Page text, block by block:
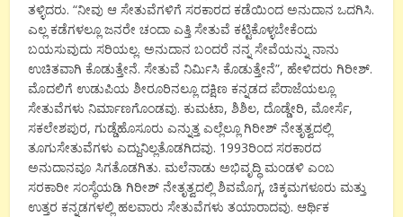
ತಳ್ಳಿದರು. “ನೀವು ಆ ಸೇತುವೆಗಳಿಗೆ ಸರಕಾರದ ಕಡೆಯಿಂದ ಅನುದಾನ ಒದಗಿಸಿ.
ಎಲ್ಲ ಕಡೆಗಳಲ್ಲೂ ಜನರೇ ಚಂದಾ ಎತ್ತಿ ಸೇತುವೆ ಕಟ್ಟಿಕೊಳ್ಳಬೇಕೆಂದು
ಬಯಸುವುದು ಸರಿಯಲ್ಲ. ಅನುದಾನ ಬಂದರೆ ನನ್ನ ಸೇವೆಯನ್ನು ನಾನು
ಉಚಿತವಾಗಿ ಕೊಡುತ್ತೇನೆ. ಸೇತುವೆ ನಿರ್ಮಿಸಿ ಕೊಡುತ್ತೇನೆ”, ಹೇಳಿದರು ಗಿರೀಶ್.
ಮೊದಲಿಗೆ ಉಡುಪಿಯ ಶೀರೂರಿನಲ್ಲೂ ದಕ್ಷಿಣ ಕನ್ನಡದ ಪೆರಾಜೆಯಲ್ಲೂ
ಸೇತುವೆಗಳು ನಿರ್ಮಾಣಗೊಂಡವು. ಕುಮಟಾ, ಶಿಶಿಲ, ದೊಡ್ಡೇರಿ, ಮೋರ್ಸೆ,
ಸಕಲೇಶಪುರ, ಗುಡ್ಡೆಹೊಸೂರು ಎನ್ನುತ್ತ ಎಲ್ಲೆಲ್ಲೂ ಗಿರೀಶ್ ನೇತೃತ್ವದಲ್ಲಿ
ತೂಗುಸೇತುವೆಗಳು ಎದ್ದುನಿಲ್ಲತೊಡಗಿದವು. 1993ರಿಂದ ಸರಕಾರದ
ಅನುದಾನವೂ ಸಿಗತೊಡಗಿತು. ಮಲೆನಾಡು ಅಭಿವೃದ್ಧಿ ಮಂಡಳಿ ಎಂಬ
ಸರಕಾರೀ ಸಂಸ್ಥೆಯಡಿ ಗಿರೀಶ್ ನೇತೃತ್ವದಲ್ಲಿ ಶಿವಮೊಗ್ಗ, ಚಿಕ್ಕಮಗಳೂರು ಮತ್ತು
ಉತ್ತರ ಕನ್ನಡಗಳಲ್ಲಿ ಹಲವಾರು ಸೇತುವೆಗಳು ತಯಾರಾದವು. ಆರ್ಥಿಕ